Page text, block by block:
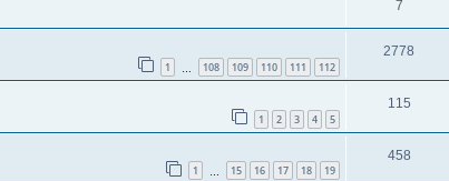
7
1 108 109 110 111 112
2778
1 2 3 4 5
115
1 15 16 17 18 19
458